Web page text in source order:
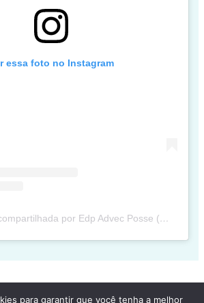
essa foto no Instagram
Uma publicação compartilhada por Edp Advec Posse (@edpadvecposse)
para garantir que você tenha a melhor